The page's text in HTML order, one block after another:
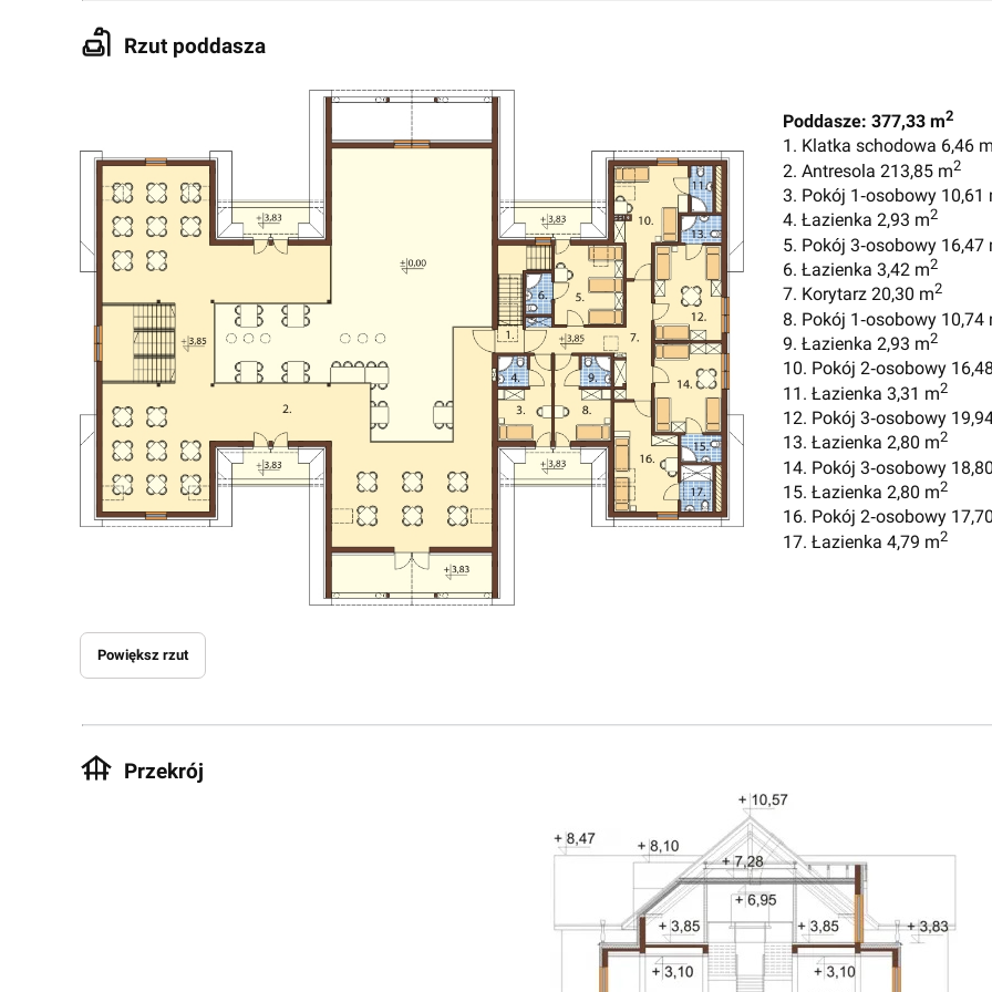
Rzut poddasza
Powiększ rzut
Poddasze: 377,33 m2
1. Klatka schodowa 6,46 m
2. Antresola 213,85 m2
3. Pokój 1‑osobowy 10,61
4. Łazienka 2,93 m2
5. Pokój 3‑osobowy 16,47
6. Łazienka 3,42 m2
7. Korytarz 20,30 m2
8. Pokój 1‑osobowy 10,74
9. Łazienka 2,93 m2
10. Pokój 2‑osobowy
11. Łazienka 3,31 m2
12. Pokój 3‑osobowy
13. Łazienka 2,80 m2
14. Pokój 3‑osobowy
15. Łazienka 2,80 m2
16. Pokój 2‑osobowy
17. Łazienka 4,79 m2
Przekrój